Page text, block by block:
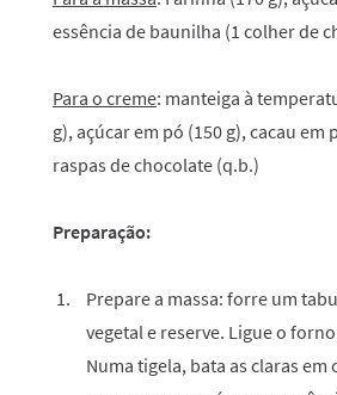
essência de baunilha (1 colher de
Para o creme: manteiga à
g), açúcar em pó (150 g), cacau em
raspas de chocolate (q.b.)
Preparação:
Prepare a massa: forre um
vegetal e reserve. Ligue o
Numa tigela, bata as claras